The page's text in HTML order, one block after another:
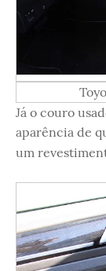
Já o couro
aparência de
um